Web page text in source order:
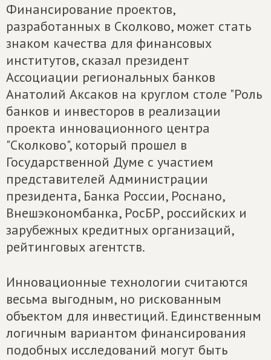
Финансирование проектов,
разработанных в Сколково, может стать
знаком качества для финансовых
институтов, сказал президент
Ассоциации региональных банков
Анатолий Аксаков на круглом столе "Роль
банков и инвесторов в реализации
проекта инновационного центра
"Сколково", который прошел в
Государственной Думе с участием
представителей Администрации
президента, Банка России, Роснано,
Внешэкономбанка, РосБР, российских и
зарубежных кредитных организаций,
рейтинговых агентств.
Инновационные технологии считаются
весьма выгодным, но рискованным
объектом для инвестиций. Единственным
логичным вариантом финансирования
подобных исследований могут быть